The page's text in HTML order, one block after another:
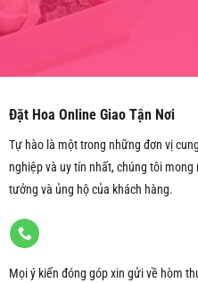
Đặt Hoa Online Giao Tận Nơi
Tự hào là một trong những đơn vị
nghiệp và uy tín nhất, chúng tôi
tưởng và ủng hộ của khách hàng.
Mọi ý kiến đóng góp xin gửi về hòm